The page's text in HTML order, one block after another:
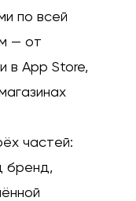
по всей
— от
в App Store,
частей:
бренд,